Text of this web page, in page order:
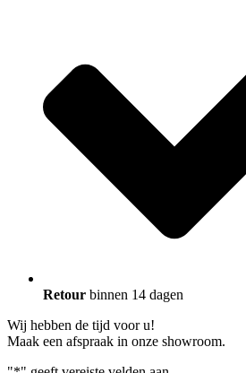
Retour binnen 14 dagen
Wij hebben de tijd voor u!
Maak een afspraak in onze showroom.